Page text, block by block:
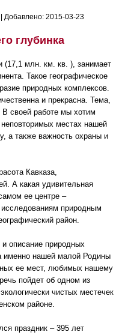
| Добавлено: 2015-03-23
глубинка
(17,1 млн. км. кв. ), занимает
Такое географическое
природных комплексов.
и прекрасна. Тема,
своей работе мы хотим
местах нашей
а также важность охраны и
Кавказа,
А какая удивительная
ее центре –
природным
район.
описание природных
именно нашей малой Родины
ее мест, любимых нашему
пойдет об одном из
чистых местечек
районе.
праздник – 395 лет